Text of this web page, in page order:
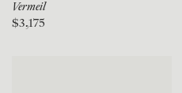
Vermeil
$3,175